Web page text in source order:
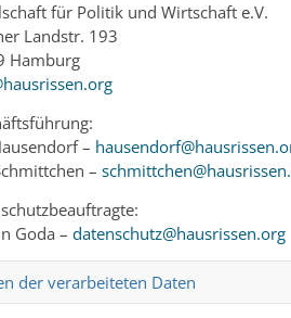
für Politik und Wirtschaft e.V.
Landstr. 193
Hamburg
–
–
Goda – datenschutz@hausrissen.org
der verarbeiteten Daten